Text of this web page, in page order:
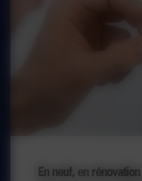
En neuf, en